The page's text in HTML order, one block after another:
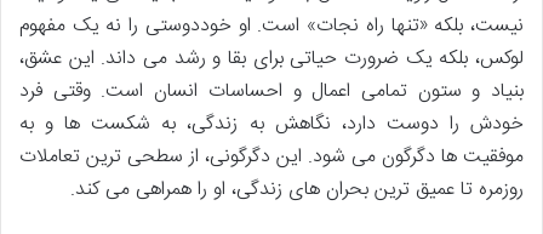
نیست، بلکه «تنها راه نجات» است. او خوددوستی را نه یک مفهوم
لوکس، بلکه یک ضرورت حیاتی برای بقا و رشد می داند. این عشق،
بنیاد و ستون تمامی اعمال و احساسات انسان است. وقتی فرد
خودش را دوست دارد، نگاهش به زندگی، به شکست ها و به
موفقیت ها دگرگون می شود. این دگرگونی، از سطحی ترین تعاملات
روزمره تا عمیق ترین بحران های زندگی، او را همراهی می کند.